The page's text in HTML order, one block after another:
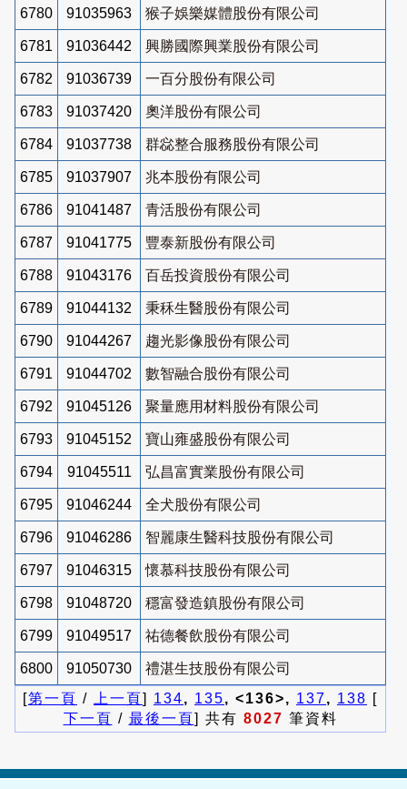
6780 91035963 猴子娛樂媒體股份有限公司
6781 91036442 興勝國際興業股份有限公司
6782 91036739 一百分股份有限公司
6783 91037420 奧洋股份有限公司
6784 91037738 群惢整合服務股份有限公司
6785 91037907 兆本股份有限公司
6786 91041487 青活股份有限公司
6787 91041775 豐泰新股份有限公司
6788 91043176 百岳投資股份有限公司
6789 91044132 秉秝生醫股份有限公司
6790 91044267 趨光影像股份有限公司
6791 91044702 數智融合股份有限公司
6792 91045126 聚量應用材料股份有限公司
6793 91045152 寶山雍盛股份有限公司
6794 91045511 弘昌富實業股份有限公司
6795 91046244 全犬股份有限公司
6796 91046286 智麗康生醫科技股份有限公司
6797 91046315 懷慕科技股份有限公司
6798 91048720 穩富發造鎮股份有限公司
6799 91049517 祐德餐飲股份有限公司
6800 91050730
禮湛生技股份有限公司
[第一頁 / 上一頁] 134, 135, <136>, 137, 138 [
下一頁 / 最後一頁] 共有 8027 筆資料